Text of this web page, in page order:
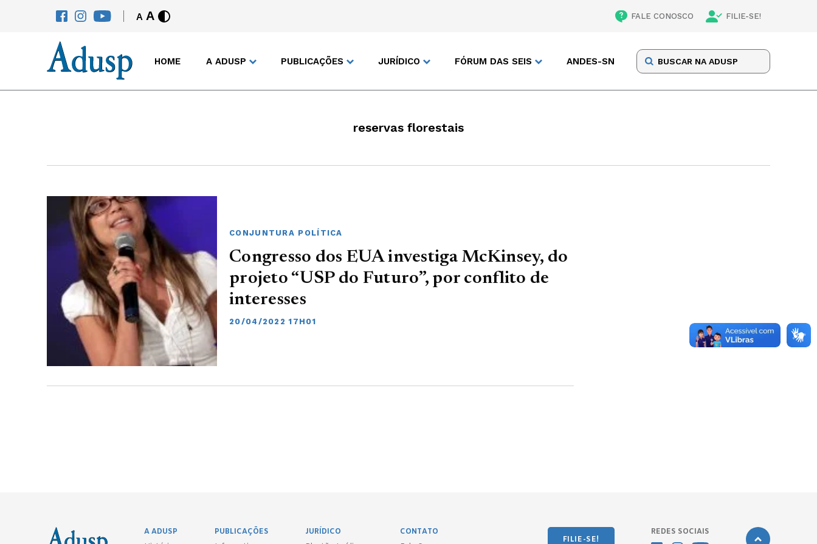
A A FALE CONOSCO FILIE-SE!
HOME A ADUSP PUBLICAÇÕES JURÍDICO FÓRUM DAS SEIS ANDES-SN
reservas florestais
CONJUNTURA POLÍTICA
Congresso dos EUA investiga McKinsey, do
projeto “USP do Futuro”, por conflito de
interesses
20/04/2022 17H01
A ADUSP
PUBLICAÇÕES
JURÍDICO
CONTATO
FILIE-SE!
REDES SOCIAIS